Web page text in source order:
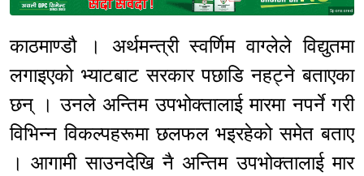
Sponsored
काठमाण्डौ । अर्थमन्त्री स्वर्णिम वाग्लेले विद्युतमा
लगाइएको भ्याटबाट सरकार पछाडि नहट्ने बताएका
छन् । उनले अन्तिम उपभोक्तालाई मारमा नपर्ने गरी
विभिन्न विकल्पहरूमा छलफल भइरहेको समेत बताए
। आगामी साउनदेखि नै अन्तिम उपभोक्तालाई मार